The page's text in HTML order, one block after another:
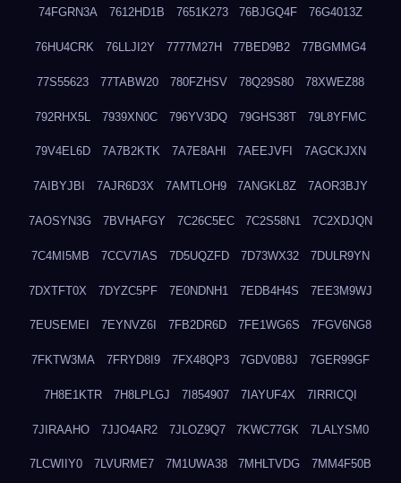
74FGRN3A 7612HD1B 7651K273 76BJGQ4F 76G4013Z
76HU4CRK 76LLJI2Y 7777M27H 77BED9B2 77BGMMG4
77S55623 77TABW20 780FZHSV 78Q29S80 78XWEZ88
792RHX5L 7939XN0C 796YV3DQ 79GHS38T 79L8YFMC
79V4EL6D 7A7B2KTK 7A7E8AHI 7AEEJVFI 7AGCKJXN
7AIBYJBI 7AJR6D3X 7AMTLOH9 7ANGKL8Z 7AOR3BJY
7AOSYN3G 7BVHAFGY 7C26C5EC 7C2S58N1 7C2XDJQN
7C4MI5MB 7CCV7IAS 7D5UQZFD 7D73WX32 7DULR9YN
7DXTFT0X 7DYZC5PF 7E0NDNH1 7EDB4H4S 7EE3M9WJ
7EUSEMEI 7EYNVZ6I 7FB2DR6D 7FE1WG6S 7FGV6NG8
7FKTW3MA 7FRYD8I9 7FX48QP3 7GDV0B8J 7GER99GF
7H8E1KTR 7H8LPLGJ 7I854907 7IAYUF4X 7IRRICQI
7JIRAAHO 7JJO4AR2 7JLOZ9Q7 7KWC77GK 7LALYSM0
7LCWIIY0 7LVURME7 7M1UWA38 7MHLTVDG 7MM4F50B